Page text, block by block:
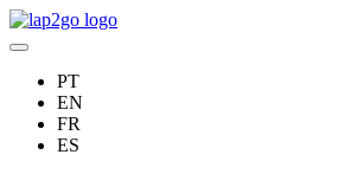
PT
EN
FR
ES